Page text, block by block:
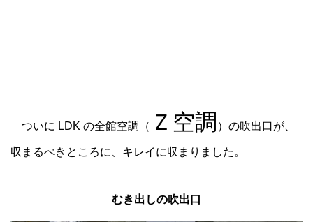
ついに LDK の全館空調（ Ｚ空調 ）の吹出口が、
収まるべきところに、キレイに収まりました。
むき出しの吹出口